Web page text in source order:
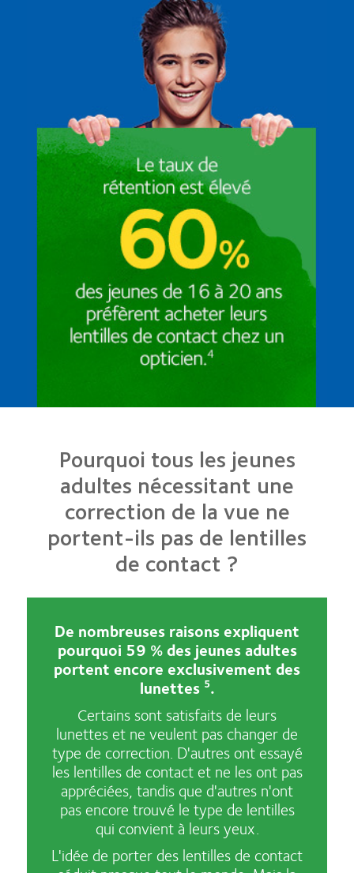
Pourquoi tous les jeunes
adultes nécessitant une
correction de la vue ne
portent-ils pas de lentilles
de contact ?
De nombreuses raisons expliquent
pourquoi 59 % des jeunes adultes
portent encore exclusivement des
lunettes 5.
Certains sont satisfaits de leurs
lunettes et ne veulent pas changer de
type de correction. D'autres ont essayé
les lentilles de contact et ne les ont pas
appréciées, tandis que d'autres n'ont
pas encore trouvé le type de lentilles
qui convient à leurs yeux.
L'idée de porter des lentilles de contact